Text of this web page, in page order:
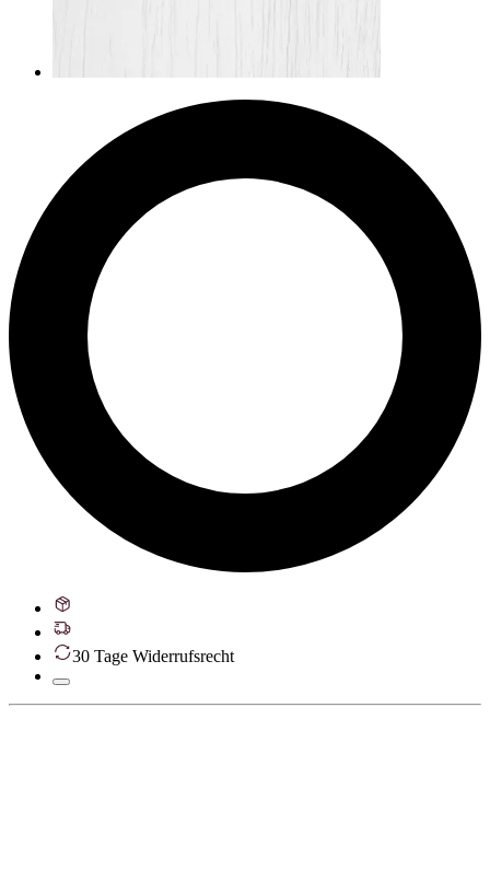
30 Tage Widerrufsrecht